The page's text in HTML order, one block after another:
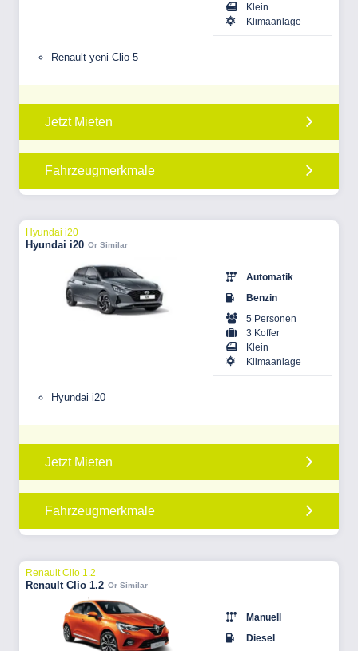
Klein
Klimaanlage
Renault yeni Clio 5
Jetzt Mieten
Fahrzeugmerkmale
Hyundai i20
Hyundai i20 Or Similar
Automatik
Benzin
5 Personen
3 Koffer
Klein
Klimaanlage
Hyundai i20
Jetzt Mieten
Fahrzeugmerkmale
Renault Clio 1.2
Renault Clio 1.2 Or Similar
Manuell
Diesel